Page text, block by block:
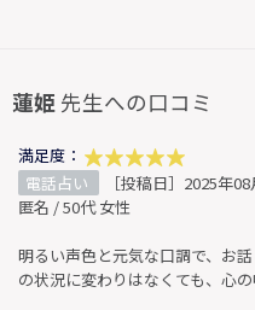
蓮姫 先生への口コミ
満足度：
電話占い
［投稿日］2025年
匿名 / 50代 女性
明るい声色と元気な口調で、お
の状況に変わりはなくても、心の